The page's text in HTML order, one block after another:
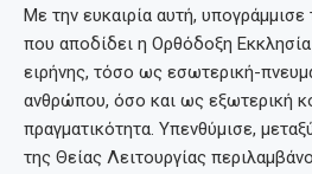
Με την ευκαιρία αυτή,
που αποδίδει η Ορθόδοξη Εκκλησία
ειρήνης, τόσο ως εσωτερική-
ανθρώπου, όσο και ως εξωτερική
πραγματικότητα. Υπενθύμισε,
της Θείας Λειτουργίας